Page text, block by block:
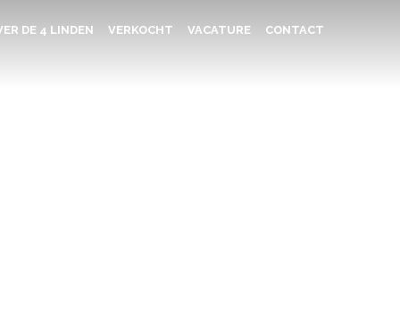
DE 4 LINDEN VERKOCHT VACATURE CONTACT